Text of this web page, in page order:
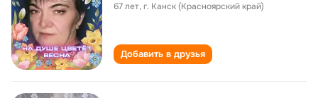
67 лет,г. Канск (Красноярский край)
Добавить в друзья